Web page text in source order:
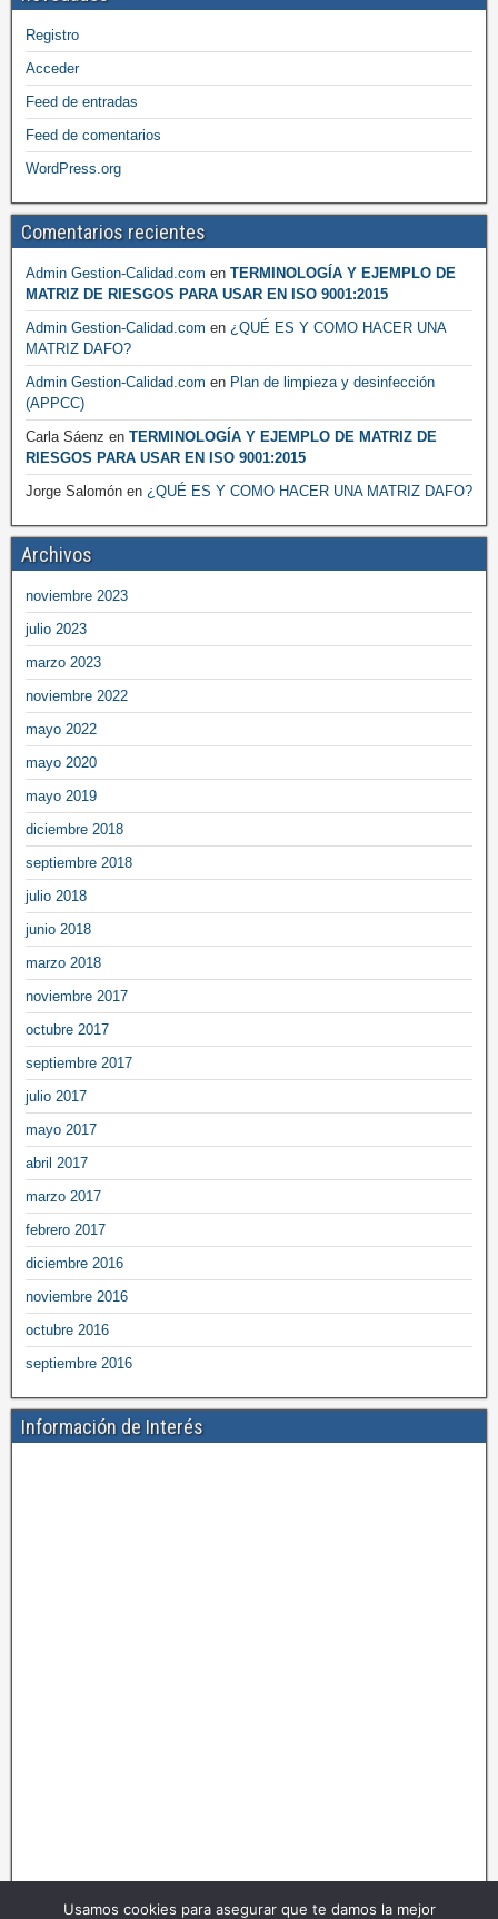
Registro
Acceder
Feed de entradas
Feed de comentarios
WordPress.org
Comentarios recientes
Admin Gestion-Calidad.com en TERMINOLOGÍA Y EJEMPLO DE
MATRIZ DE RIESGOS PARA USAR EN ISO 9001:2015
Admin Gestion-Calidad.com en ¿QUÉ ES Y COMO HACER UNA
MATRIZ DAFO?
Admin Gestion-Calidad.com en Plan de limpieza y desinfección
(APPCC)
Carla Sáenz en TERMINOLOGÍA Y EJEMPLO DE MATRIZ DE
RIESGOS PARA USAR EN ISO 9001:2015
Jorge Salomón en ¿QUÉ ES Y COMO HACER UNA MATRIZ DAFO?
Archivos
noviembre 2023
julio 2023
marzo 2023
noviembre 2022
mayo 2022
mayo 2020
mayo 2019
diciembre 2018
septiembre 2018
julio 2018
junio 2018
marzo 2018
noviembre 2017
octubre 2017
septiembre 2017
julio 2017
mayo 2017
abril 2017
marzo 2017
febrero 2017
diciembre 2016
noviembre 2016
octubre 2016
septiembre 2016
Información de Interés
Usamos cookies para asegurar que te damos la mejor